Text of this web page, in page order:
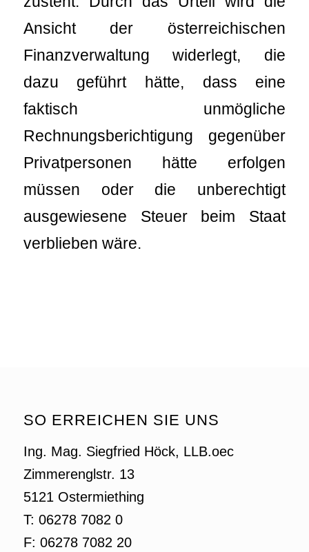
Ansicht der österreichischen
Finanzverwaltung widerlegt, die
dazu geführt hätte, dass eine
faktisch unmögliche
Rechnungsberichtigung gegenüber
Privatpersonen hätte erfolgen
müssen oder die unberechtigt
ausgewiesene Steuer beim Staat
verblieben wäre.
SO ERREICHEN SIE UNS
Ing. Mag. Siegfried Höck, LLB.oec
Zimmerenglstr. 13
5121 Ostermiething
T: 06278 7082 0
F: 06278 7082 20